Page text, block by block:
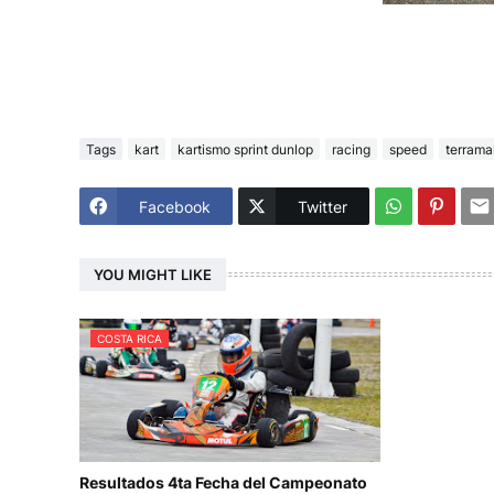
Tags kart kartismo sprint dunlop racing speed
Facebook Twitter
YOU MIGHT LIKE
COSTA RICA
Resultados 4ta Fecha del Campeonato